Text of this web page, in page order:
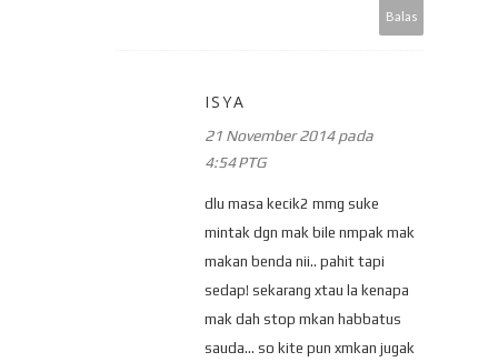
Balas
ISYA
21 November 2014 pada
4:54 PTG
dlu masa kecik2 mmg suke
mintak dgn mak bile nmpak mak
makan benda nii.. pahit tapi
sedap! sekarang xtau la kenapa
mak dah stop mkan habbatus
sauda... so kite pun xmkan jugak